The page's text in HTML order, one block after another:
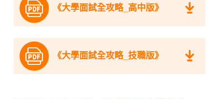
《大學面試全攻略_高中版》
《大學面試全攻略_技職版》